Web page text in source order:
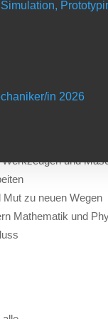
in 2026
und
Mut zu neuen Wegen
Mathematik und